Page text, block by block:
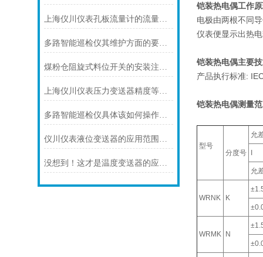
上海仪川仪表孔板流量计的流量计算公式
多路智能巡检仪其维护方面的要点是什么？
煤粉仓阻旋式料位开关的安装注意事项
上海仪川仪表压力变送器精度等级的划分方法
多路智能巡检仪具体该如何操作呢？
仪川仪表液位变送器的应用范围涵盖了多个行业和领域
没想到！这才是温度变送器的应用特点！
铠装热电偶工作
电极由两根不同
仪表便显示出热
铠装热电偶主要
产品执行标准:
铠装热电偶测量
型号
分度号
允
允
WRNK K
WRMK N